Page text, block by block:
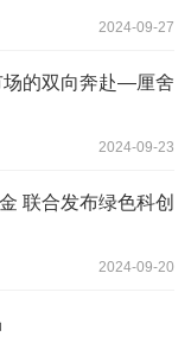
2024-09-27
场的双向奔赴—厘舍
2024-09-23
联合发布绿色科创
2024-09-20